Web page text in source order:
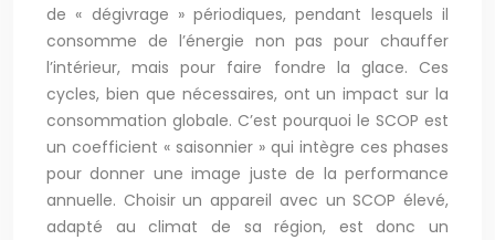
de « dégivrage » périodiques, pendant lesquels il
consomme de l’énergie non pas pour chauffer
l’intérieur, mais pour faire fondre la glace. Ces
cycles, bien que nécessaires, ont un impact sur la
consommation globale. C’est pourquoi le SCOP est
un coefficient « saisonnier » qui intègre ces phases
pour donner une image juste de la performance
annuelle. Choisir un appareil avec un SCOP élevé,
adapté au climat de sa région, est donc un